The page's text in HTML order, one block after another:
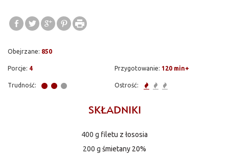
Obejrzane: 850
Porcje: 4 Przygotowanie: 120 min+
Trudność: Ostrość:
SKŁADNIKI
400 g filetu z łososia
200 g śmietany 20%